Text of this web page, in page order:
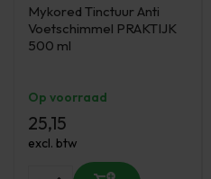
Mykored Tinctuur Anti
Voetschimmel PRAKTIJK
500 ml
Op voorraad
25,15
excl. btw